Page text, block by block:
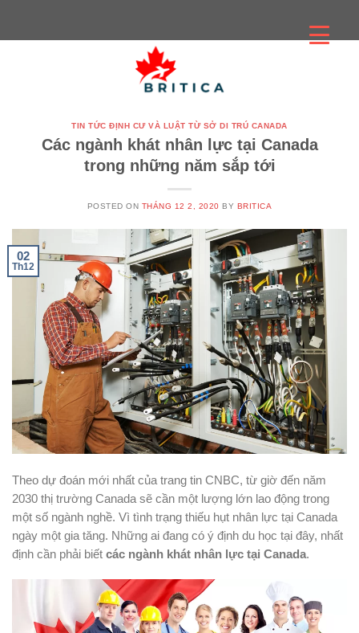
TIN TỨC ĐỊNH CƯ VÀ LUẬT TỪ SỞ DI TRÚ CANADA
Các ngành khát nhân lực tại Canada
trong những năm sắp tới
POSTED ON THÁNG 12 2, 2020 BY BRITICA
02
Th12
Theo dự đoán mới nhất của trang tin CNBC, từ giờ đến năm
2030 thị trường Canada sẽ cần một lượng lớn lao động trong
một số ngành nghề. Vì tình trạng thiếu hụt nhân lực tại Canada
ngày một gia tăng. Những ai đang có ý định du học tại đây, nhất
định cần phải biết các ngành khát nhân lực tại Canada.